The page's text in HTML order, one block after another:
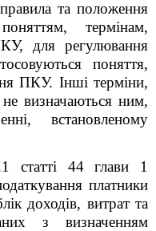
та положення
термінам,
для регулювання
поняття,
ПКУ. Інші терміни,
визначаються ним,
встановленому
статті 44 глави 1
платники
доходів, витрат та
з визначенням